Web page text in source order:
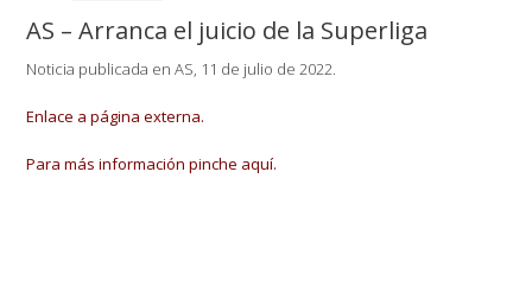
AS – Arranca el juicio de la Superliga
Noticia publicada en AS, 11 de julio de 2022.
Enlace a página externa.
Para más información pinche aquí.